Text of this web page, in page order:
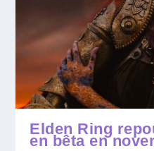
Elden Ring
en bêta en